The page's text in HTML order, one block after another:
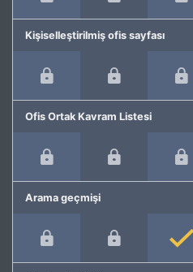
Kişiselleştirilmiş ofis sayfası
Ofis Ortak Kavram Listesi
Arama geçmişi